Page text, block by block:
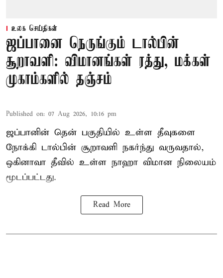
உலக செய்திகள்
ஜப்பானை நெருங்கும் டால்பின்
சூறாவளி: விமானங்கள் ரத்து, மக்கள்
முகாம்களில் தஞ்சம்
Published on: 07 Aug 2026, 10:16 pm
ஜப்பானின் தென் பகுதியில் உள்ள தீவுகளை
நோக்கி டால்பின் சூறாவளி நகர்ந்து வருவதால்,
ஒகினாவா தீவில் உள்ள நாஹா விமான நிலையம்
மூடப்பட்டது.
Read More